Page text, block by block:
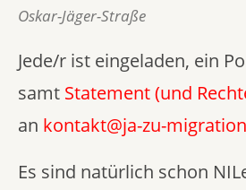
Oskar-Jäger-Straße
Jede/r ist eingeladen, ein
samt Statement (und
an kontakt@ja-zu-
Es sind natürlich schon